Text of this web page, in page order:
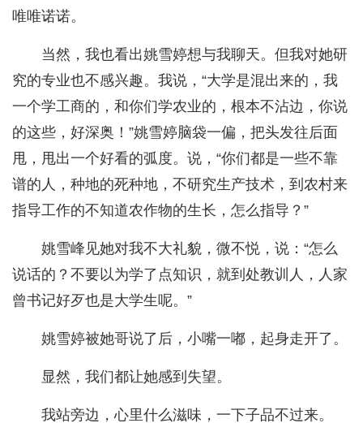
唯唯诺诺。
当然，我也看出姚雪婷想与我聊天。但我对她研
究的专业也不感兴趣。我说，“大学是混出来的，我
一个学工商的，和你们学农业的，根本不沾边，你说
的这些，好深奥！”姚雪婷脑袋一偏，把头发往后面
甩，甩出一个好看的弧度。说，“你们都是一些不靠
谱的人，种地的死种地，不研究生产技术，到农村来
指导工作的不知道农作物的生长，怎么指导？”
姚雪峰见她对我不大礼貌，微不悦，说：“怎么
说话的？不要以为学了点知识，就到处教训人，人家
曾书记好歹也是大学生呢。”
姚雪婷被她哥说了后，小嘴一嘟，起身走开了。
显然，我们都让她感到失望。
我站旁边，心里什么滋味，一下子品不过来。